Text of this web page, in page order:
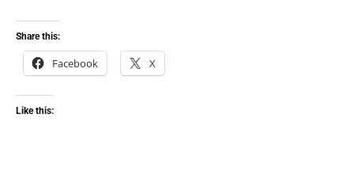
Share this:
Facebook X
Like this: